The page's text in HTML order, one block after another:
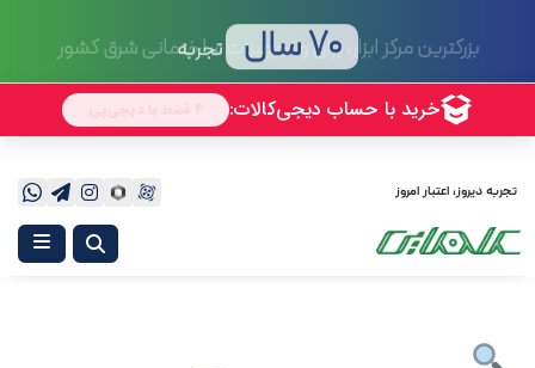
70 سال تجربه
تجربه دیروز، اعتبار امروز